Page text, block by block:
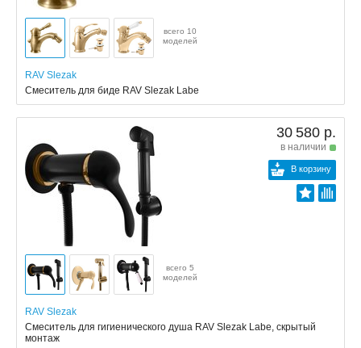
всего 10
моделей
RAV Slezak
Смеситель для биде RAV Slezak Labe
30 580 р.
в наличии
В корзину
всего 5
моделей
RAV Slezak
Смеситель для гигиенического душа RAV Slezak Labe, скрытый
монтаж